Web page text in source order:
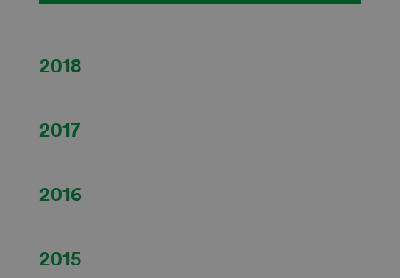
2018
2017
2016
2015